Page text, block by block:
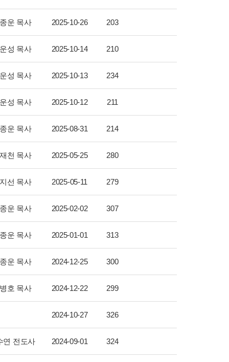
운 목사 2025-10-26 203
성 목사 2025-10-14 210
성 목사 2025-10-13 234
성 목사 2025-10-12 211
운 목사 2025-08-31 214
천 목사 2025-05-25 280
선 목사 2025-05-11 279
운 목사 2025-02-02 307
운 목사 2025-01-01 313
운 목사 2024-12-25 300
호 목사 2024-12-22 299
2024-10-27 326
연 전도사 2024-09-01 324